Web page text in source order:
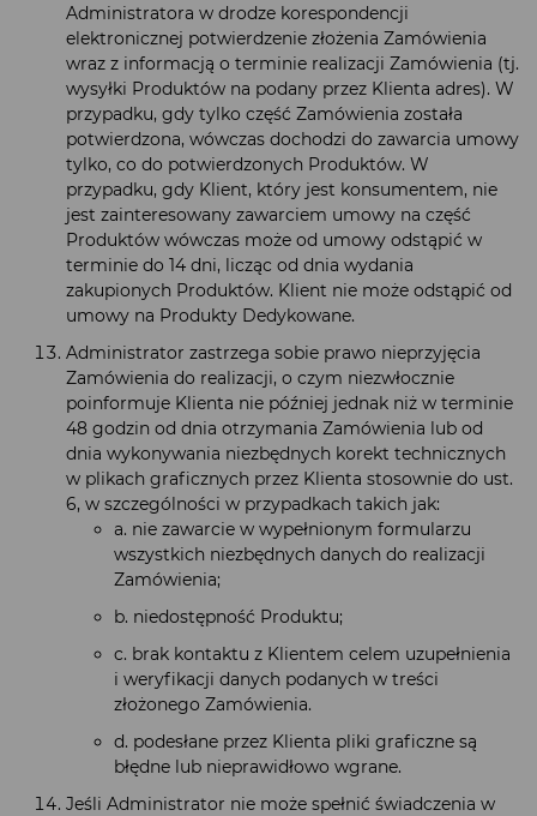
Administratora w drodze korespondencji
elektronicznej potwierdzenie złożenia Zamówienia
wraz z informacją o terminie realizacji Zamówienia (tj.
wysyłki Produktów na podany przez Klienta adres). W
przypadku, gdy tylko część Zamówienia została
potwierdzona, wówczas dochodzi do zawarcia umowy
tylko, co do potwierdzonych Produktów. W
przypadku, gdy Klient, który jest konsumentem, nie
jest zainteresowany zawarciem umowy na część
Produktów wówczas może od umowy odstąpić w
terminie do 14 dni, licząc od dnia wydania
zakupionych Produktów. Klient nie może odstąpić od
umowy na Produkty Dedykowane.
Administrator zastrzega sobie prawo nieprzyjęcia
Zamówienia do realizacji, o czym niezwłocznie
poinformuje Klienta nie później jednak niż w terminie
48 godzin od dnia otrzymania Zamówienia lub od
dnia wykonywania niezbędnych korekt technicznych
w plikach graficznych przez Klienta stosownie do ust.
6, w szczególności w przypadkach takich jak:
a. nie zawarcie w wypełnionym formularzu
wszystkich niezbędnych danych do realizacji
Zamówienia;
b. niedostępność Produktu;
c. brak kontaktu z Klientem celem uzupełnienia
i weryfikacji danych podanych w treści
złożonego Zamówienia.
d. podesłane przez Klienta pliki graficzne są
błędne lub nieprawidłowo wgrane.
Jeśli Administrator nie może spełnić świadczenia w